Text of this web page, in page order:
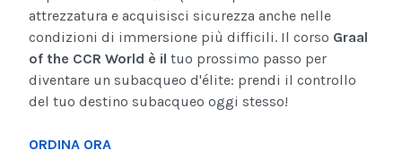
attrezzatura e acquisisci sicurezza anche nelle
condizioni di immersione più difficili. Il corso Graal
of the CCR World è il tuo prossimo passo per
diventare un subacqueo d'élite: prendi il controllo
del tuo destino subacqueo oggi stesso!
ORDINA ORA